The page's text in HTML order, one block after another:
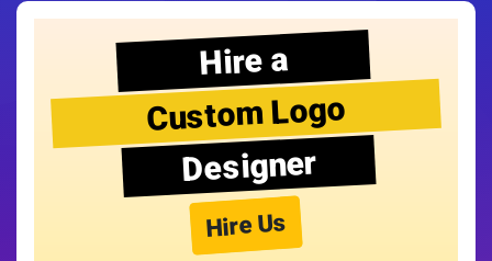
Hire a
Custom Logo
Designer
Hire Us